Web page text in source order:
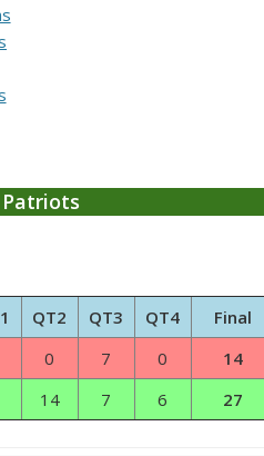
Patriots
QT2 QT3 QT4
Final
0 7 0
14
14 7 6 27